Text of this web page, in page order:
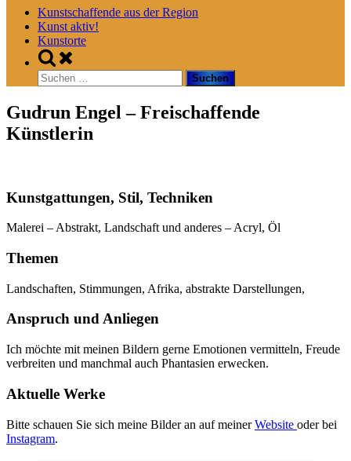
Kunstschaffende aus der Region
Kunst aktiv!
Kunstorte
Toggle
search
form
Suchen
nach:
Gudrun Engel – Freischaffende
Künstlerin
Kunstgattungen, Stil, Techniken
Malerei – Abstrakt, Landschaft und anderes – Acryl, Öl
Themen
Landschaften, Stimmungen, Afrika, abstrakte Darstellungen,
Anspruch und Anliegen
Ich möchte mit meinen Bildern gerne Emotionen vermitteln, Freude
verbreiten und manchmal auch Phantasien erwecken.
Aktuelle Werke
Bitte schauen Sie sich meine Bilder an auf meinerWebsite oder bei
Instagram.